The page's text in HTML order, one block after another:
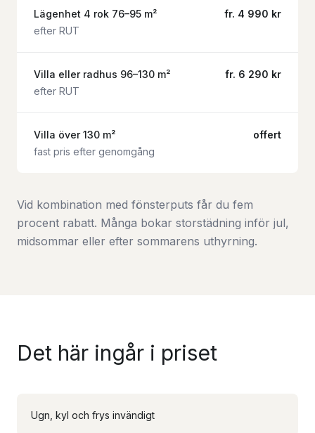
Lägenhet 4 rok 76–95 m²
efter RUT
fr. 4 990 kr
Villa eller radhus 96–130 m²
efter RUT
fr. 6 290 kr
Villa över 130 m²
fast pris efter genomgång
offert
Vid kombination med fönsterputs får du fem
procent rabatt. Många bokar storstädning inför jul,
midsommar eller efter sommarens uthyrning.
Det här ingår i priset
Ugn, kyl och frys invändigt